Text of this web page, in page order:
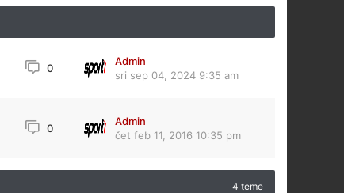
0
Admin
sri sep 04, 2024 9:35 am
0
Admin
čet feb 11, 2016 10:35 pm
4 teme